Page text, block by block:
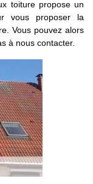
toiture propose un
vous proposer la
Vous pouvez alors
à nous contacter.